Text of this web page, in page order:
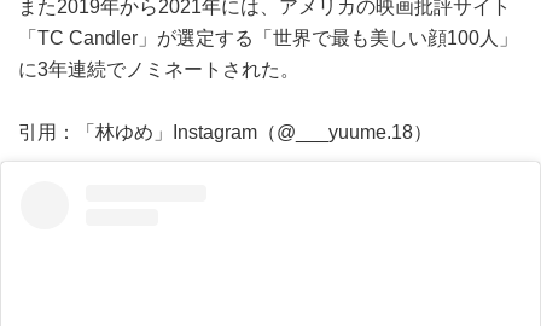
また2019年から2021年には、アメリカの映画批評サイト
「TC Candler」が選定する「世界で最も美しい顔100人」
に3年連続でノミネートされた。
引用：「林ゆめ」Instagram（@___yuume.18）